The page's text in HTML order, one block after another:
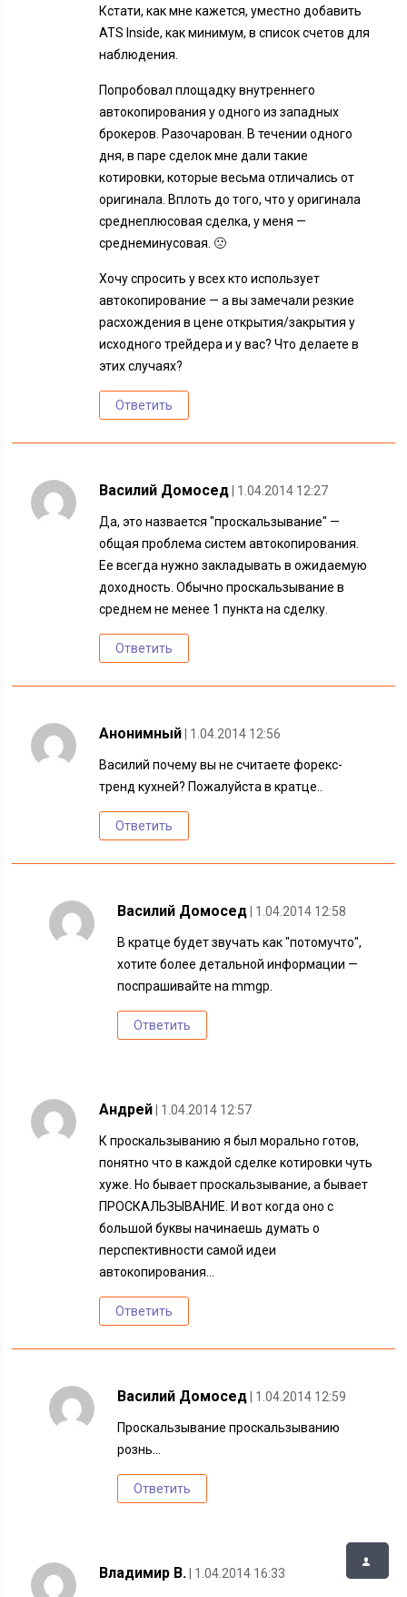
Кстати, как мне кажется, уместно добавить
ATS Inside, как минимум, в список счетов для
наблюдения.
Попробовал площадку внутреннего
автокопирования у одного из западных
брокеров. Разочарован. В течении одного
дня, в паре сделок мне дали такие
котировки, которые весьма отличались от
оригинала. Вплоть до того, что у оригинала
среднеплюсовая сделка, у меня —
среднеминусовая. 🙁
Хочу спросить у всех кто использует
автокопирование — а вы замечали резкие
расхождения в цене открытия/закрытия у
исходного трейдера и у вас? Что делаете в
этих случаях?
Ответить
Василий Домосед | 1.04.2014 12:27
Да, это назвается "проскальзывание" —
общая проблема систем автокопирования.
Ее всегда нужно закладывать в ожидаемую
доходность. Обычно проскальзывание в
среднем не менее 1 пункта на сделку.
Ответить
Анонимный | 1.04.2014 12:56
Василий почему вы не считаете форекс-
тренд кухней? Пожалуйста в кратце..
Ответить
Василий Домосед | 1.04.2014 12:58
В кратце будет звучать как "потомучто",
хотите более детальной информации —
поспрашивайте на mmgp.
Ответить
Андрей | 1.04.2014 12:57
К проскальзыванию я был морально готов,
понятно что в каждой сделке котировки чуть
хуже. Но бывает проскальзывание, а бывает
ПРОСКАЛЬЗЫВАНИЕ. И вот когда оно с
большой буквы начинаешь думать о
перспективности самой идеи
автокопирования…
Ответить
Василий Домосед | 1.04.2014 12:59
Проскальзывание проскальзыванию
рознь…
Ответить
Владимир В. | 1.04.2014 16:33